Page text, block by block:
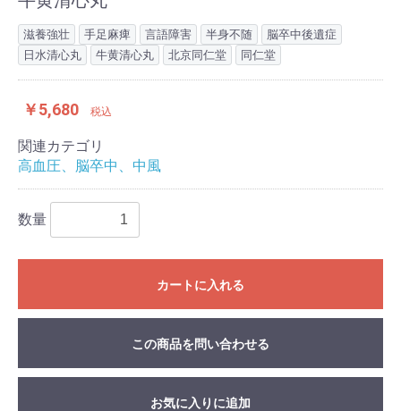
滋養強壮 手足麻痺 言語障害 半身不随
脳卒中後遺症
日水清心丸
牛黄清心丸 北京同仁堂 同仁堂
￥5,680 税込
関連カテゴリ
高血圧、脳卒中、中風
数量
カートに入れる
この商品を問い合わせる
お気に入りに追加